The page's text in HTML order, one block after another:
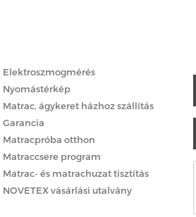
Elektroszmogmérés
Nyomástérkép
Matrac, ágykeret házhoz szállítás
Garancia
Matracpróba otthon
Matraccsere program
Matrac- és matrachuzat tisztítás
NOVETEX vásárlási utalvány